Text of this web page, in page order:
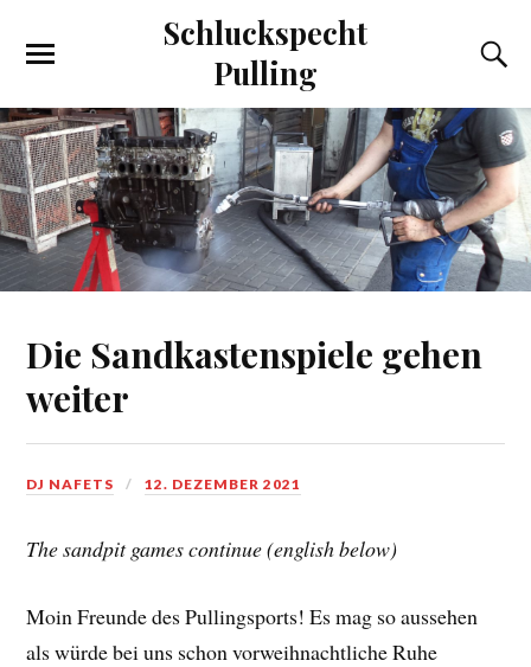
Schluckspecht
Pulling
Die Sandkastenspiele gehen
weiter
DJ NAFETS 12. DEZEMBER 2021
The sandpit games continue (english below)
Moin Freunde des Pullingsports! Es mag so aussehen
als würde bei uns schon vorweihnachtliche Ruhe